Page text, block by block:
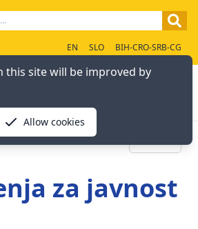
EN SLO BIH-CRO-SRB-CG
za javnost
this site will be improved by
Allow cookies